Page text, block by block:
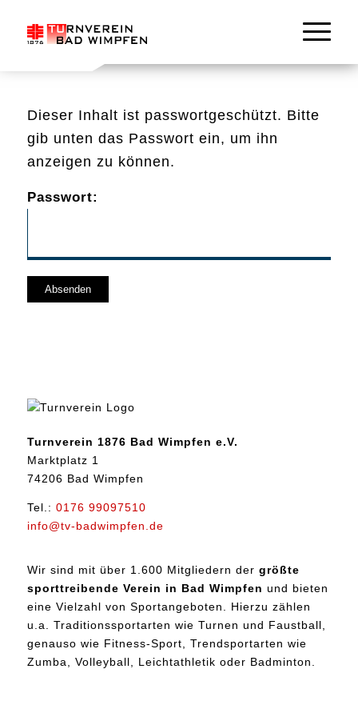
Dieser Inhalt ist passwortgeschützt. Bitte
gib unten das Passwort ein, um ihn
anzeigen zu können.
Passwort:
Turnverein 1876 Bad Wimpfen e.V.
Marktplatz 1
74206 Bad Wimpfen
Tel.: 0176 99097510
info@tv-badwimpfen.de
Wir sind mit über 1.600 Mitgliedern der größte
sporttreibende Verein in Bad Wimpfen und bieten
eine Vielzahl von Sportangeboten. Hierzu zählen
u.a. Traditionssportarten wie Turnen und Faustball,
genauso wie Fitness-Sport, Trendsportarten wie
Zumba, Volleyball, Leichtathletik oder Badminton.